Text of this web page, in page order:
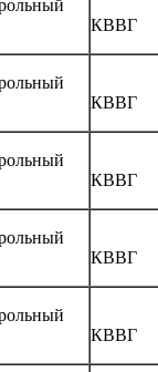
КВВГ
КВВГ
КВВГ
КВВГ
КВВГ